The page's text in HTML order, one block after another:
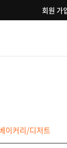
회원 가
이커리/디저트